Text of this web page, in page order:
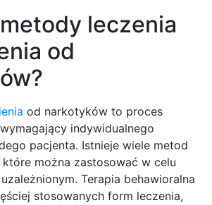
leczenia
od
od narkotyków to proces
indywidualnego
pacjenta. Istnieje wiele metod
można zastosować w celu
Terapia behawioralna
stosowanych form leczenia,